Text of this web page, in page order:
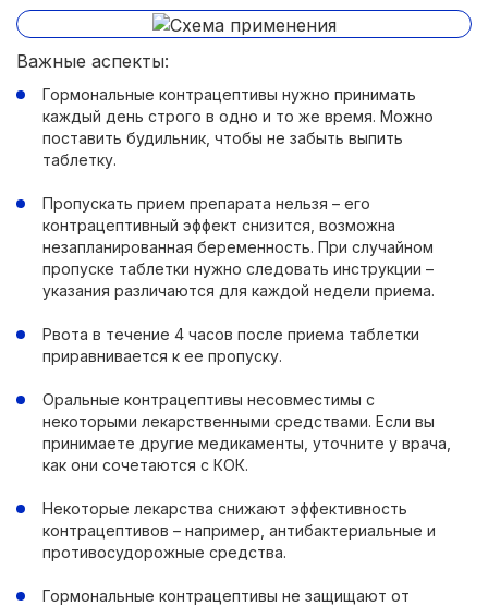
Важные аспекты:
Гормональные контрацептивы нужно принимать
каждый день строго в одно и то же время. Можно
поставить будильник, чтобы не забыть выпить
таблетку.
Пропускать прием препарата нельзя – его
контрацептивный эффект снизится, возможна
незапланированная беременность. При случайном
пропуске таблетки нужно следовать инструкции –
указания различаются для каждой недели приема.
Рвота в течение 4 часов после приема таблетки
приравнивается к ее пропуску.
Оральные контрацептивы несовместимы с
некоторыми лекарственными средствами. Если вы
принимаете другие медикаменты, уточните у врача,
как они сочетаются с КОК.
Некоторые лекарства снижают эффективность
контрацептивов – например, антибактериальные и
противосудорожные средства.
Гормональные контрацептивы не защищают от